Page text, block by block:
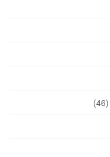
(46)